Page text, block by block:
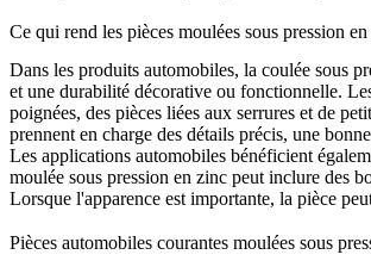
Ce qui rend les pièces moulées sous pression
Dans les produits automobiles, la coulée sous
et une durabilité décorative ou fonctionnelle.
poignées, des pièces liées aux serrures et de
prennent en charge des détails précis, une
Les applications automobiles bénéficient
moulée sous pression en zinc peut inclure des
Lorsque l'apparence est importante, la pièce
Pièces automobiles courantes moulées sous